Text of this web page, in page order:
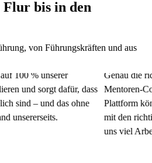
Flur bis in den
von Führungskräften und aus
100 % unserer
und sorgt dafür, dass
sind – und das ohne
Genau die
Mentoren-
Plattform
mit den
uns viel Arbeit